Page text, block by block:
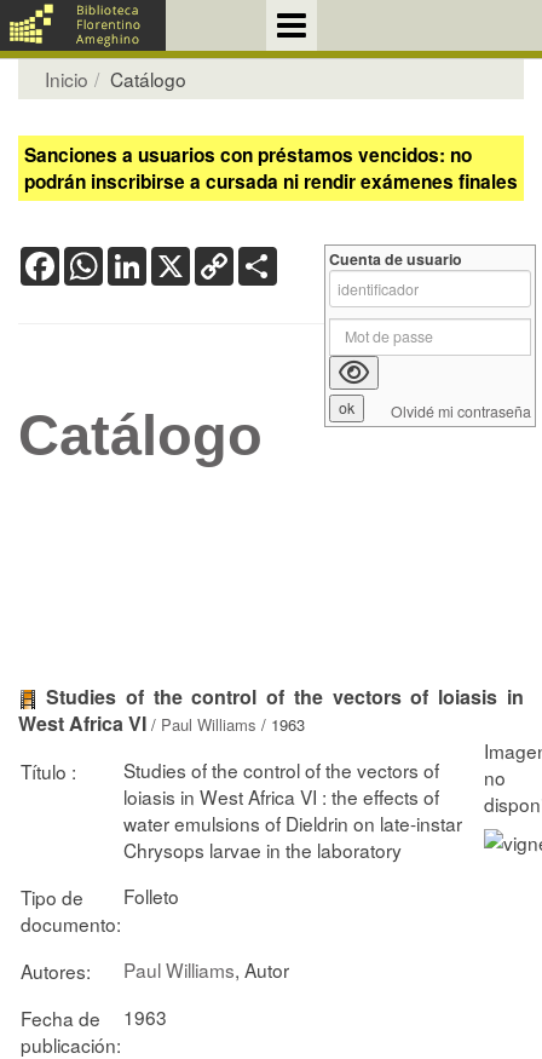
Inicio Catálogo
Sanciones a usuarios con préstamos vencidos: no
podrán inscribirse a cursada ni rendir exámenes finales
FacebookWhatsApp
LinkedIn
X Copy
Link
Catálogo
Studies of the control of the vectors of loiasis in
West Africa VI / Paul Williams / 1963
Título :
Studies of the control of the vectors of
loiasis in West Africa VI : the effects of
water emulsions of Dieldrin on late-instar
Chrysops larvae in the laboratory
Tipo de
documento:
Folleto
Autores: Paul Williams, Autor
Fecha de
publicación:
1963
Cuenta de usuario
Olvidé mi contraseña